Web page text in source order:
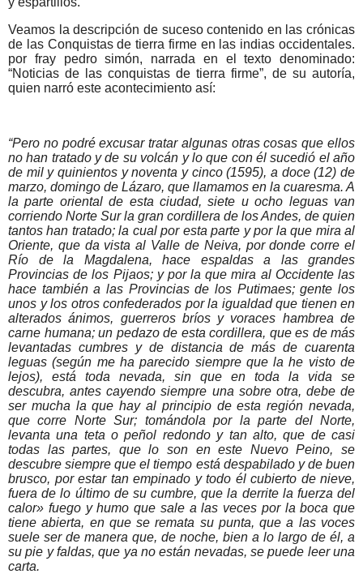
Veamos la descripción de suceso contenido en las crónicas
de las Conquistas de tierra firme en las indias occidentales.
por fray pedro simón, narrada en el texto denominado:
“Noticias de las conquistas de tierra firme”, de su autoría,
quien narró este acontecimiento así:
“Pero no podré excusar tratar algunas otras cosas que ellos
no han tratado y de su volcán y lo que con él sucedió el año
de mil y quinientos y noventa y cinco (1595), a doce (12) de
marzo, domingo de Lázaro, que llamamos en la cuaresma. A
la parte oriental de esta ciudad, siete u ocho leguas van
corriendo Norte Sur la gran cordillera de los Andes, de quien
tantos han tratado; la cual por esta parte y por la que mira al
Oriente, que da vista al Valle de Neiva, por donde corre el
Río de la Magdalena, hace espaldas a las grandes
Provincias de los Pijaos; y por la que mira al Occidente las
hace también a las Provincias de los Putimaes; gente los
unos y los otros confederados por la igualdad que tienen en
alterados ánimos, guerreros bríos y voraces hambrea de
carne humana; un pedazo de esta cordillera, que es de más
levantadas cumbres y de distancia de más de cuarenta
leguas (según me ha parecido siempre que la he visto de
lejos), está toda nevada, sin que en toda la vida se
descubra, antes cayendo siempre una sobre otra, debe de
ser mucha la que hay al principio de esta región nevada,
que corre Norte Sur; tomándola por la parte del Norte,
levanta una teta o peñol redondo y tan alto, que de casi
todas las partes, que lo son en este Nuevo Peino, se
descubre siempre que el tiempo está despabilado y de buen
brusco, por estar tan empinado y todo él cubierto de nieve,
fuera de lo último de su cumbre, que la derrite la fuerza del
calor» fuego y humo que sale a las veces por la boca que
tiene abierta, en que se remata su punta, que a las voces
suele ser de manera que, de noche, bien a lo largo de él, a
su pie y faldas, que ya no están nevadas, se puede leer una
carta.